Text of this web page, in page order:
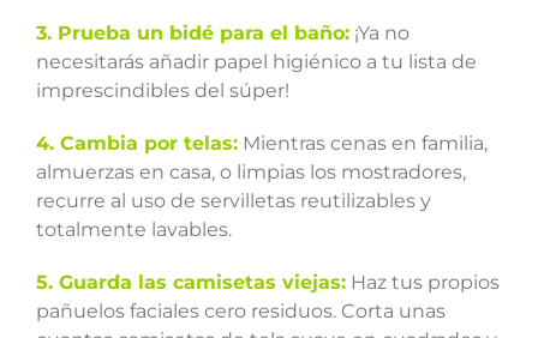
3. Prueba un bidé para el baño: ¡Ya no
necesitarás añadir papel higiénico a tu lista de
imprescindibles del súper!
4. Cambia por telas: Mientras cenas en familia,
almuerzas en casa, o limpias los mostradores,
recurre al uso de servilletas reutilizables y
totalmente lavables.
5. Guarda las camisetas viejas: Haz tus propios
pañuelos faciales cero residuos. Corta unas